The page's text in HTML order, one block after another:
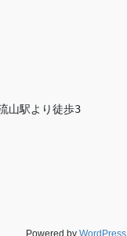
山駅より徒歩3